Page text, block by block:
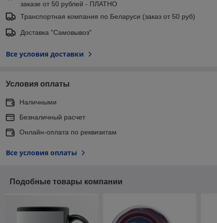
заказе от 50 рублей - ПЛАТНО
Транспортная компания по Беларуси (заказ от 50 руб)
Доставка "Самовывоз"
Все условия доставки
Условия оплаты
Наличными
Безналичный расчет
Онлайн-оплата по реквизитам
Все условия оплаты
Подобные товары компании